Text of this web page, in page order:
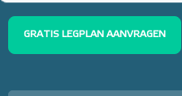
GRATIS LEGPLAN AANVRAGEN